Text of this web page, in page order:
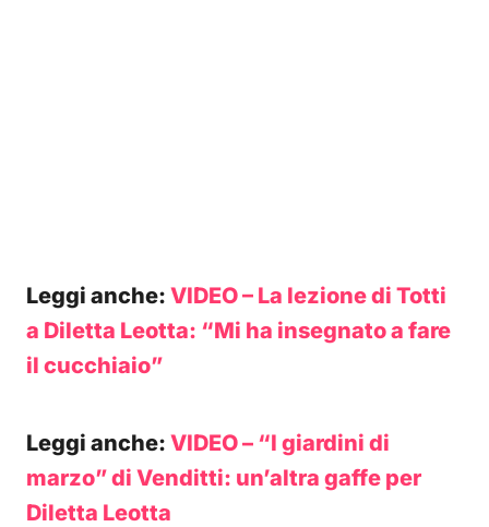
Leggi anche: VIDEO – La lezione di Totti
a Diletta Leotta: “Mi ha insegnato a fare
il cucchiaio”
Leggi anche: VIDEO – “I giardini di
marzo” di Venditti: un’altra gaffe per
Diletta Leotta